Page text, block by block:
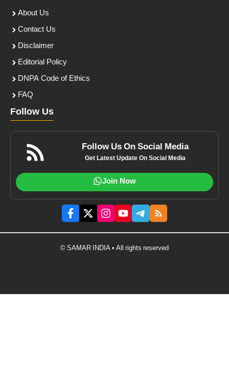
About Us
Contact Us
Disclaimer
Editorial Policy
DNPA Code of Ethics
FAQ
Follow Us
Follow Us On Social Media
Get Latest Update On Social Media
Join Now
© SAMAR INDIA • All rights reserved